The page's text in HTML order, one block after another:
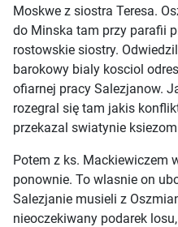
Moskwe z siostra Teresa.
do Minska tam przy parafii
rostowskie siostry.
barokowy bialy kosciol
ofiarnej pracy Salezjanow.
rozegral się tam jakis
przekazal swiatynie
Potem z ks. Mackiewiczem
ponownie. To wlasnie on
Salezjanie musieli z
nieoczekiwany podarek